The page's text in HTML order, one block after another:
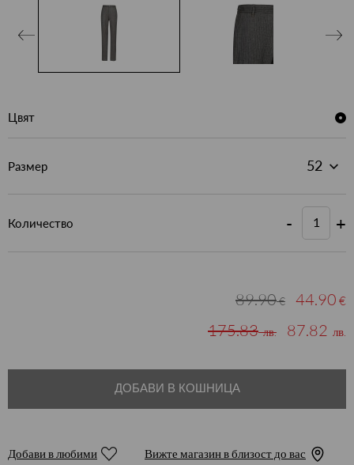
Цвят
Размер
Количество - +
89.90€ 44.90 €
175.83лв. 87.82 лв.
ДОБАВИ В КОШНИЦА
Добави в любими Вижте магазин в близост до вас